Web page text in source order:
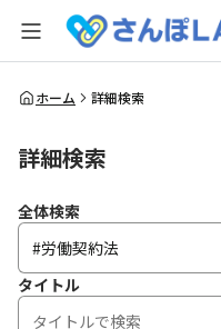
全体検索
ホーム 詳細検索
詳細検索
全体検索
タイトル